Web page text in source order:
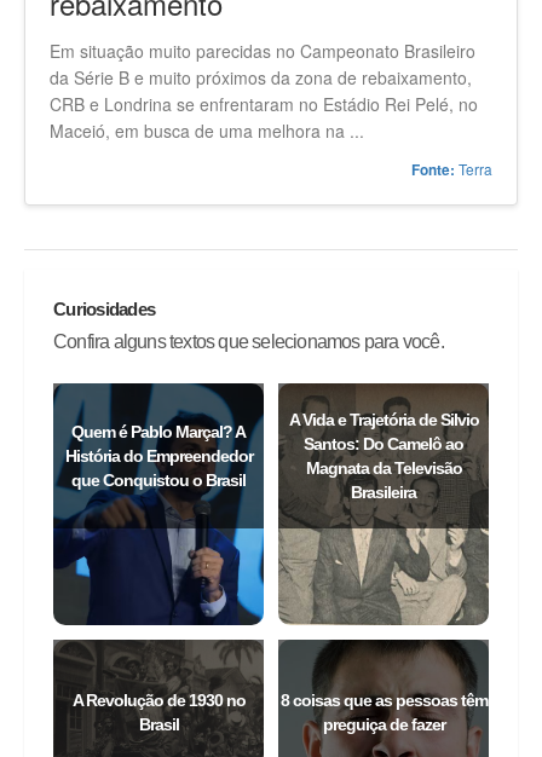
Em situação muito parecidas no Campeonato Brasileiro
da Série B e muito próximos da zona de rebaixamento,
CRB e Londrina se enfrentaram no Estádio Rei Pelé, no
Maceió, em busca de uma melhora na ...
Fonte: Terra
Curiosidades
Confira alguns textos que selecionamos para você.
Quem é Pablo Marçal? A
História do Empreendedor
que Conquistou o Brasil
A Vida e Trajetória de Silvio
Santos: Do Camelô ao
Magnata da Televisão
Brasileira
A Revolução de 1930 no
Brasil
8 coisas que as pessoas têm
preguiça de fazer